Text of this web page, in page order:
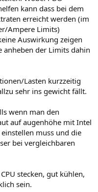
kann dass bei dem
erreicht werden (im
Ampere Limits)
Auswirkung zeigen
anheben der Limits dahin
Lasten kurzzeitig
sehr ins gewicht fällt.
wenn man den
auf augenhöhe mit Intel
muss und die
bei vergleichbaren
stecken, gut kühlen,
sein.